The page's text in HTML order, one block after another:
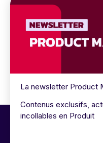
La newsletter Product
Contenus exclusifs,
incollables en Produit